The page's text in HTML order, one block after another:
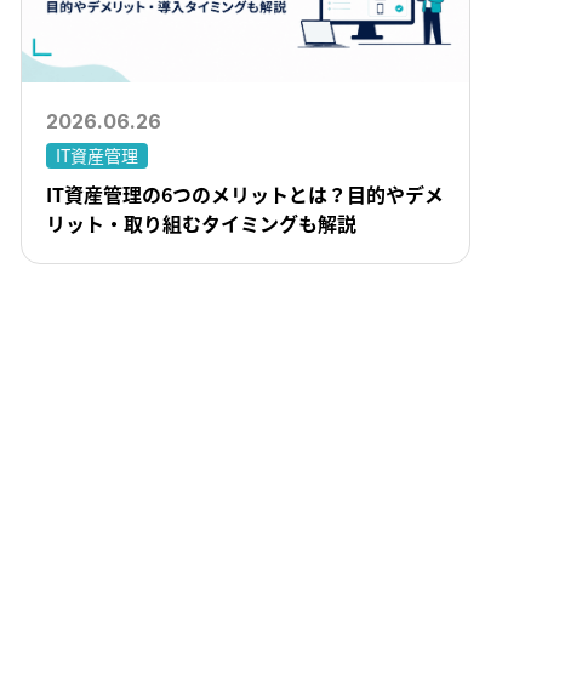
2026.06.26
IT資産管理
IT資産管理の6つのメリットとは？目的やデメ
リット・取り組むタイミングも解説